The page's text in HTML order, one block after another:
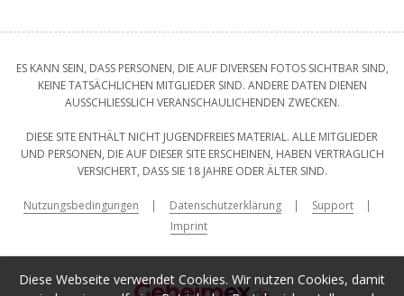
Diese Webseite verwendet Cookies. Wir nutzen Cookies, damit
ES KANN SEIN, DASS PERSONEN, DIE AUF DIVERSEN FOTOS SICHTBAR SIND,
KEINE TATSÄCHLICHEN MITGLIEDER SIND. ANDERE DATEN DIENEN
AUSSCHLIESSLICH VERANSCHAULICHENDEN ZWECKEN.
DIESE SITE ENTHÄLT NICHT JUGENDFREIES MATERIAL. ALLE MITGLIEDER
UND PERSONEN, DIE AUF DIESER SITE ERSCHEINEN, HABEN VERTRAGLICH
VERSICHERT, DASS SIE 18 JAHRE ODER ÄLTER SIND.
Nutzungsbedingungen Datenschutzerklärung
Support
Imprint